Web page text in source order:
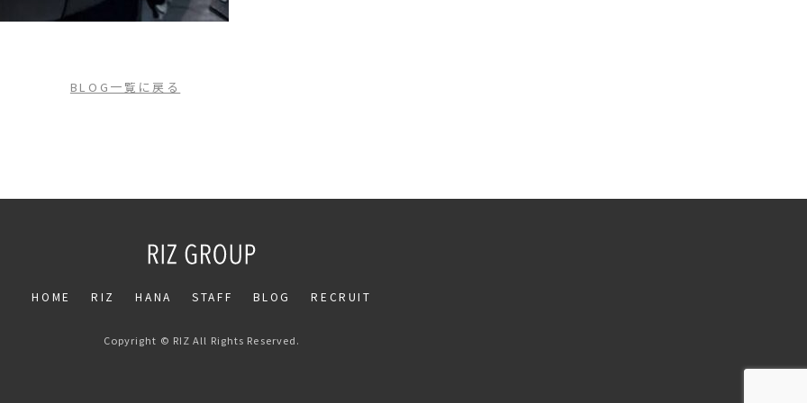
BLOG一覧に戻る
HOME RIZ HANA STAFF BLOG RECRUIT
Copyright © RIZ All Rights Reserved.